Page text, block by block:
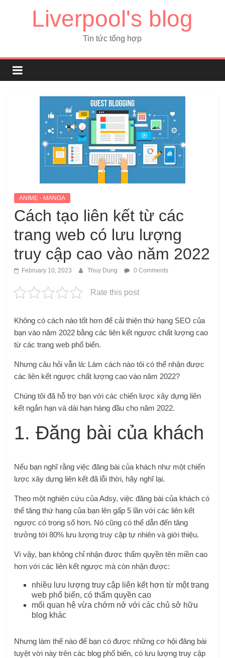
Liverpool's blog
Tin tức tổng hợp
ANIME - MANGA
Cách tạo liên kết từ các
trang web có lưu lượng
truy cập cao vào năm 2022
February 10, 2023 Thuy Dung 0 Comments
Rate this post
Không có cách nào tốt hơn để cải thiện thứ hạng SEO của
bạn vào năm 2022 bằng các liên kết ngược chất lượng cao
từ các trang web phổ biến.
Nhưng câu hỏi vẫn là: Làm cách nào tôi có thể nhận được
các liên kết ngược chất lượng cao vào năm 2022?
Chúng tôi đã hỗ trợ bạn với các chiến lược xây dựng liên
kết ngắn hạn và dài hạn hàng đầu cho năm 2022.
1. Đăng bài của khách
Nếu bạn nghĩ rằng việc đăng bài của khách như một chiến
lược xây dựng liên kết đã lỗi thời, hãy nghĩ lại.
Theo một nghiên cứu của Adsy, việc đăng bài của khách có
thể tăng thứ hạng của bạn lên gấp 5 lần với các liên kết
ngược có trọng số hơn. Nó cũng có thể dẫn đến tăng
trưởng tới 80% lưu lượng truy cập tự nhiên và giới thiệu.
Vì vậy, bạn không chỉ nhận được thẩm quyền tên miền cao
hơn với các liên kết ngược mà còn nhận được:
nhiều lưu lượng truy cập liên kết hơn từ một trang
web phổ biến, có thẩm quyền cao
mối quan hệ vừa chớm nở với các chủ sở hữu
blog khác
Nhưng làm thế nào để bạn có được những cơ hội đăng bài
tuyệt vời này trên các blog phổ biến, có lưu lượng truy cập